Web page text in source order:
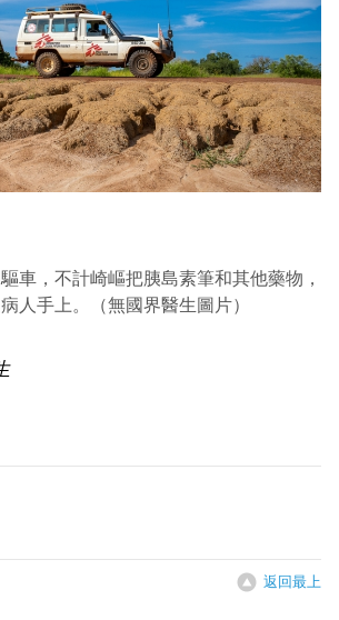
車，不計崎嶇把胰島素筆和其他藥物，
人手上。（無國界醫生圖片）
返回最上